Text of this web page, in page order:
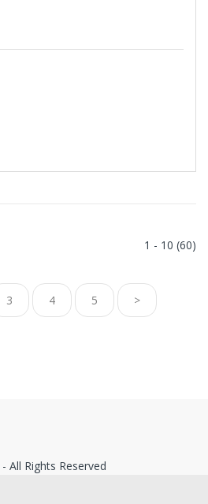
1 - 10 (60)
3 4 5 >
- All Rights Reserved